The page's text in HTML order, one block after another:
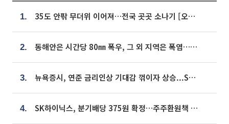
1. 35도 안팎 무더위 이어져…전국 곳곳 소나기 [오늘 날씨]
2. 동해안은 시간당 80㎜ 폭우, 그 외 지역은 폭염…‘극과 극 날씨’
3. 뉴욕증시, 연준 금리인상 기대감 꺾이자 상승...S&P500 사상 최고치 [종합]
4. SK하이닉스, 분기배당 375원 확정…주주환원책 9월로 앞당겨 발표